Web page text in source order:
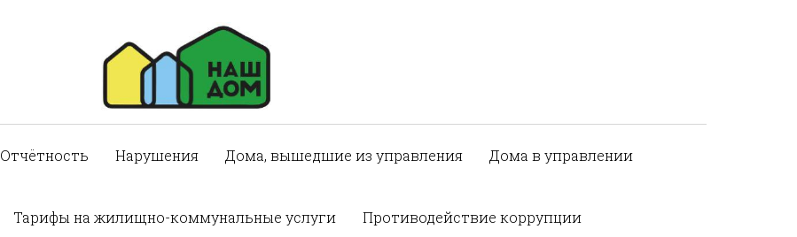
Отчётность Нарушения Дома, вышедшие из управления Дома в управлении
Тарифы на жилищно-коммунальные услуги Противодействие коррупции